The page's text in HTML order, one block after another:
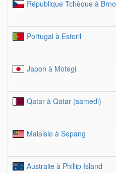
République Tchèque à Brno
Portugal à Estoril
Japon à Motegi
Qatar à Qatar (samedi)
Malaisie à Sepang
Australie à Phillip Island